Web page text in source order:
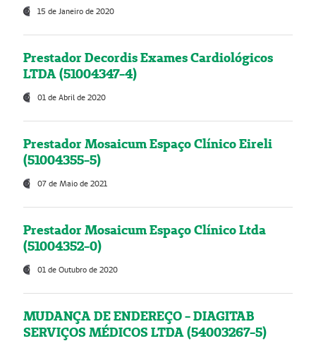
15 de Janeiro de 2020
Prestador Decordis Exames Cardiológicos
LTDA (51004347-4)
01 de Abril de 2020
Prestador Mosaicum Espaço Clínico Eireli
(51004355-5)
07 de Maio de 2021
Prestador Mosaicum Espaço Clínico Ltda
(51004352-0)
01 de Outubro de 2020
MUDANÇA DE ENDEREÇO - DIAGITAB
SERVIÇOS MÉDICOS LTDA (54003267-5)